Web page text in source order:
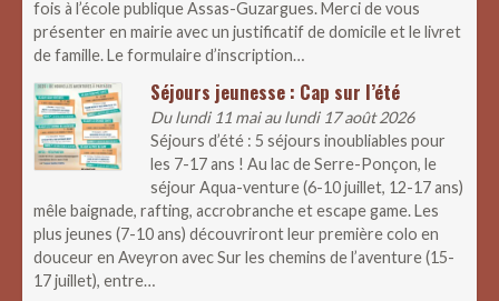
fois à l’école publique Assas-Guzargues. Merci de vous
présenter en mairie avec un justificatif de domicile et le livret
de famille. Le formulaire d’inscription…
Séjours jeunesse : Cap sur l’été
Du lundi 11 mai au lundi 17 août 2026
Séjours d’été : 5 séjours inoubliables pour
les 7-17 ans ! Au lac de Serre-Ponçon, le
séjour Aqua-venture (6-10 juillet, 12-17 ans)
mêle baignade, rafting, accrobranche et escape game. Les
plus jeunes (7-10 ans) découvriront leur première colo en
douceur en Aveyron avec Sur les chemins de l’aventure (15-
17 juillet), entre…